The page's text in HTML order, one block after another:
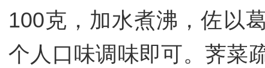
100克，加水煮沸，佐以
个人口味调味即可。荠菜